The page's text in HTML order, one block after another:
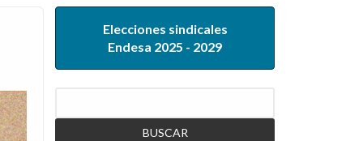
Elecciones sindicales
Endesa 2025 - 2029